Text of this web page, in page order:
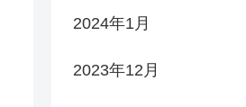
2024年1月
2023年12月